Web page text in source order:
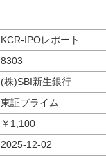
KCR-IPOレポート
8303
(株)SBI新生銀行
東証プライム
￥1,100
2025-12-02